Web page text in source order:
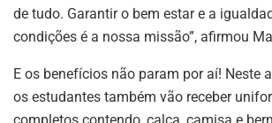
de tudo. Garantir o bem estar e a
condições é a nossa missão”, afirmou
E os benefícios não param por aí! Neste
os estudantes também vão receber